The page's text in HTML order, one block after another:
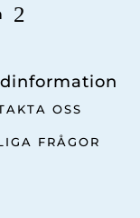
OSS
FRÅGOR